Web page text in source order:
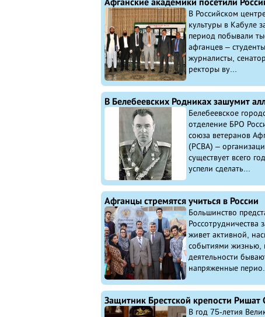
В Российском
культуры в Кабуле
период побывали
афганцев –
журналисты,
ректоры ву...
В Белебеевских Родниках зашумит
Белебеевское
отделение БРО
союза ветеранов
(РСВА) –
существует всего
успели сделать...
Афганцы стремятся учиться в России
Большинство
Россотрудничества
живет активной,
событиями жизнью,
деятельности
напряженные перио...
В год 75-летия